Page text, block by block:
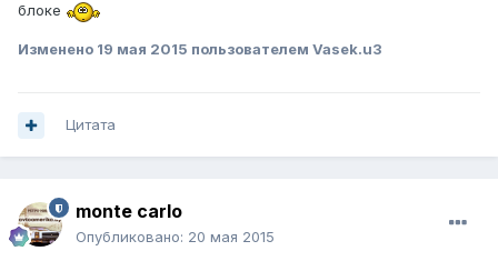
блоке
Изменено 19 мая 2015 пользователем Vasek.u3
Цитата
monte carlo
Опубликовано: 20 мая 2015